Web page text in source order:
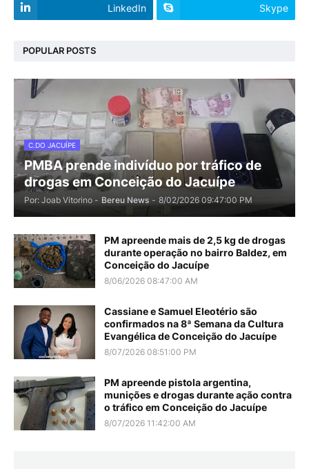
LinkedIn Skype
POPULAR POSTS
C.DO JACUÍPE
PMBA prende indivíduo por tráfico de
drogas em Conceição do Jacuípe
Por: Joab Vitorino - Bereu News - 8/02/2026 09:47:00 PM
PM apreende mais de 2,5 kg de drogas
durante operação no bairro Baldez, em
Conceição do Jacuípe
8/06/2026 08:47:00 AM
Cassiane e Samuel Eleotério são
confirmados na 8ª Semana da Cultura
Evangélica de Conceição do Jacuípe
8/07/2026 08:51:00 PM
PM apreende pistola argentina,
munições e drogas durante ação contra
o tráfico em Conceição do Jacuípe
8/07/2026 11:42:00 AM